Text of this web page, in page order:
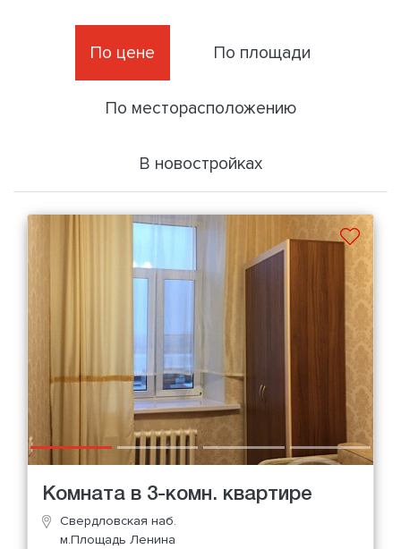
По цене По площади
По месторасположению
В новостройках
Комната в 3-комн. квартире
Свердловская наб.
м.Площадь Ленина